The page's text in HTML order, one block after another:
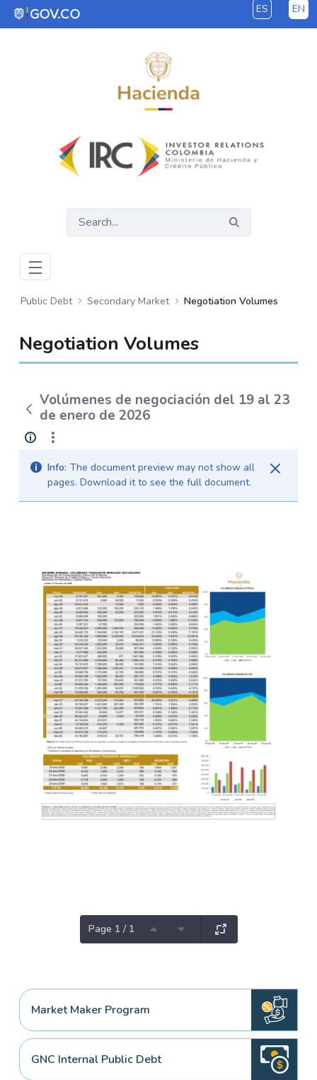
Skip to Main Content ES EN
Public Debt Secondary Market Negotiation Volumes
Negotiation Volumes
Volúmenes de negociación del 19 al 23
de enero de 2026
Info: The document preview may not show all
pages. Download it to see the full document.
Page 1 / 1
Market Maker Program
GNC Internal Public Debt